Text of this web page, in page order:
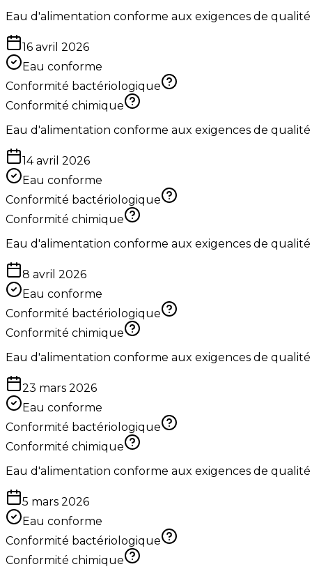
Eau d'alimentation conforme aux exigences de
16 avril 2026
Eau conforme
Conformité bactériologique
Conformité chimique
Eau d'alimentation conforme aux exigences de
14 avril 2026
Eau conforme
Conformité bactériologique
Conformité chimique
Eau d'alimentation conforme aux exigences de
8 avril 2026
Eau conforme
Conformité bactériologique
Conformité chimique
Eau d'alimentation conforme aux exigences de
23 mars 2026
Eau conforme
Conformité bactériologique
Conformité chimique
Eau d'alimentation conforme aux exigences de
5 mars 2026
Eau conforme
Conformité bactériologique
Conformité chimique